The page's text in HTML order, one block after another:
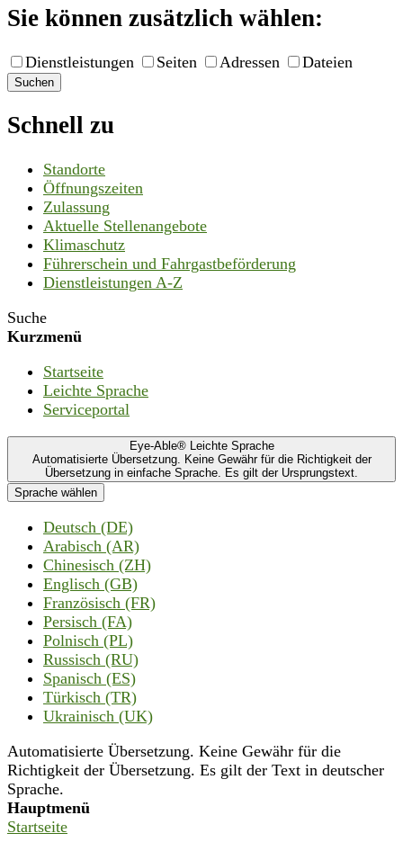
Sie können zusätzlich wählen:
Dienstleistungen Seiten Adressen Dateien
Suchen
Schnell zu
Standorte
Öffnungszeiten
Zulassung
Aktuelle Stellenangebote
Klimaschutz
Führerschein und Fahrgastbeförderung
Dienstleistungen A-Z
Suche
Kurzmenü
Startseite
Leichte Sprache
Serviceportal
Eye-Able® Leichte Sprache
Automatisierte Übersetzung. Keine Gewähr für die Richtigkeit der
Übersetzung in einfache Sprache. Es gilt der Ursprungstext.
Sprache wählen
Deutsch (DE)
Arabisch (AR)
Chinesisch (ZH)
Englisch (GB)
Französisch (FR)
Persisch (FA)
Polnisch (PL)
Russisch (RU)
Spanisch (ES)
Türkisch (TR)
Ukrainisch (UK)
Automatisierte Übersetzung. Keine Gewähr für die
Richtigkeit der Übersetzung. Es gilt der Text in deutscher
Sprache.
Hauptmenü
Startseite